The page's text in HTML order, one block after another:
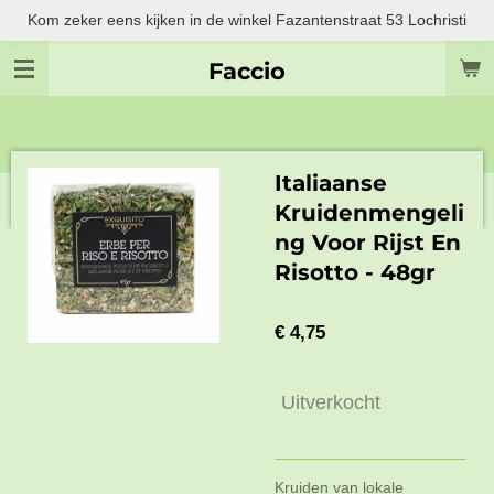
Ga
naar
Faccio
Kom zeker eens kijken in de winkel Fazantenstraat 53 Lochristi
Italiaanse
Kruidenmengeli
ng Voor Rijst En
Risotto - 48gr
€ 4,75
Uitverkocht
Kruiden van lokale